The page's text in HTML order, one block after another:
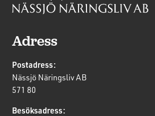
Adress
Postadress:
Nässjö Näringsliv AB
571 80
Besöksadress: